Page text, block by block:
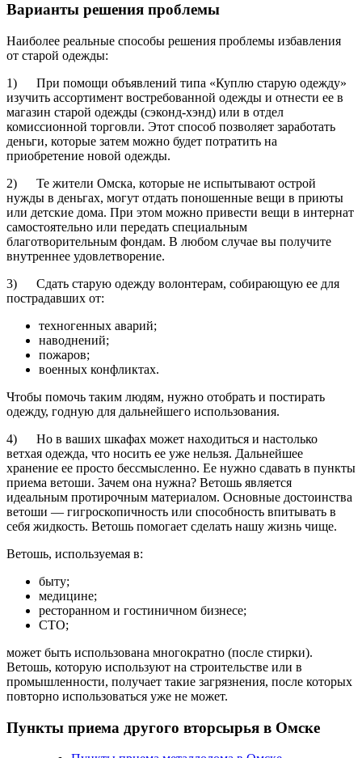
Варианты решения проблемы
Наиболее реальные способы решения проблемы избавления
от старой одежды:
1) При помощи объявлений типа «Куплю старую одежду»
изучить ассортимент востребованной одежды и отнести ее в
магазин старой одежды (сэконд-хэнд) или в отдел
комиссионной торговли. Этот способ позволяет заработать
деньги, которые затем можно будет потратить на
приобретение новой одежды.
2) Те жители Омска, которые не испытывают острой
нужды в деньгах, могут отдать поношенные вещи в приюты
или детские дома. При этом можно привести вещи в интернат
самостоятельно или передать специальным
благотворительным фондам. В любом случае вы получите
внутреннее удовлетворение.
3) Сдать старую одежду волонтерам, собирающую ее для
пострадавших от:
техногенных аварий;
наводнений;
пожаров;
военных конфликтах.
Чтобы помочь таким людям, нужно отобрать и постирать
одежду, годную для дальнейшего использования.
4) Но в ваших шкафах может находиться и настолько
ветхая одежда, что носить ее уже нельзя. Дальнейшее
хранение ее просто бессмысленно. Ее нужно сдавать в пункты
приема ветоши. Зачем она нужна? Ветошь является
идеальным протирочным материалом. Основные достоинства
ветоши — гигроскопичность или способность впитывать в
себя жидкость. Ветошь помогает сделать нашу жизнь чище.
Ветошь, используемая в:
быту;
медицине;
ресторанном и гостиничном бизнесе;
СТО;
может быть использована многократно (после стирки).
Ветошь, которую используют на строительстве или в
промышленности, получает такие загрязнения, после которых
повторно использоваться уже не может.
Пункты приема другого вторсырья в Омске